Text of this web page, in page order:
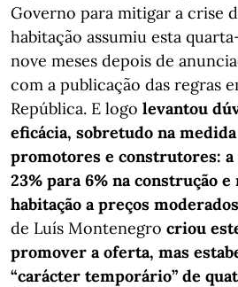
Governo para mitigar a crise
habitação assumiu esta
nove meses depois de
com a publicação das regras
República. E logo levantou
eficácia, sobretudo na
promotores e construtores: a
23% para 6% na construção
habitação a preços
de Luís Montenegro criou
promover a oferta, mas
“carácter temporário” de